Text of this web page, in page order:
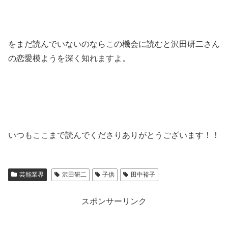
をまだ読んでいないのならこの機会に読むと沢田研二さん
の恋愛模ようを深く知れますよ。
いつもここまで読んでくださりありがとうございます！！
芸能業界 沢田研二 子供 田中裕子
スポンサーリンク